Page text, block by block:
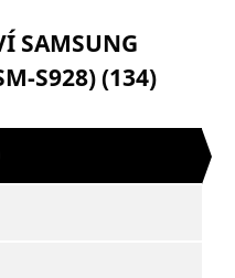
SAMSUNG
S928) (134)